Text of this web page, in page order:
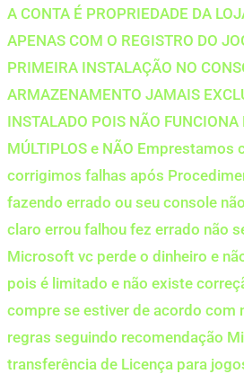
A CONTA É PROPRIEDADE DA
APENAS COM O REGISTRO DO
PRIMEIRA INSTALAÇÃO NO
ARMAZENAMENTO JAMAIS
INSTALADO POIS NÃO
MÚLTIPLOS e NÃO Emprestamos
corrigimos falhas após
fazendo errado ou seu console
claro errou falhou fez errado não
Microsoft vc perde o dinheiro e
pois é limitado e não existe
compre se estiver de acordo com
regras seguindo recomendação
transferência de Licença para